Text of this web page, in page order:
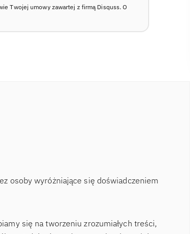
Twojej umowy zawartej z firmą Disquss. O
osoby wyróżniające się doświadczeniem
się na tworzeniu zrozumiałych treści,